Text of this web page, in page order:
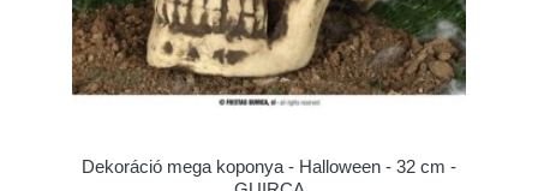
Dekoráció mega koponya - Halloween - 32 cm -